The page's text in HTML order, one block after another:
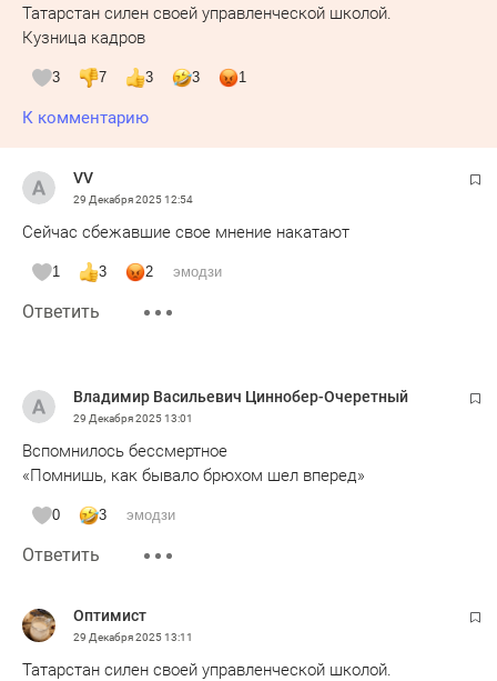
Татарстан силен своей управленческой школой.
Кузница кадров
3 7 3 3 1
К комментарию
VV
29 Декабря 202512:54
Сейчас сбежавшие свое мнение накатают
1 3 2 эмодзи
Ответить
Владимир Васильевич Циннобер-Очеретный
29 Декабря 202513:01
Вспомнилось бессмертное
«Помнишь, как бывало брюхом шел вперед»
0 3 эмодзи
Ответить
Оптимист
29 Декабря 202513:11
Татарстан силен своей управленческой школой.